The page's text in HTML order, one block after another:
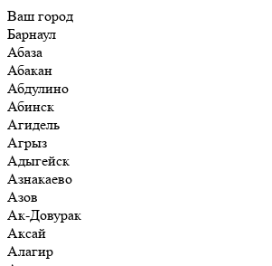
Ваш город
Барнаул
Абаза
Абакан
Абдулино
Абинск
Агидель
Агрыз
Адыгейск
Азнакаево
Азов
Ак-Довурак
Аксай
Алагир